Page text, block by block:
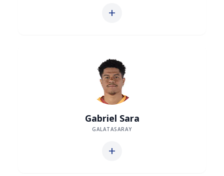
add
Gabriel Sara
GALATASARAY
add